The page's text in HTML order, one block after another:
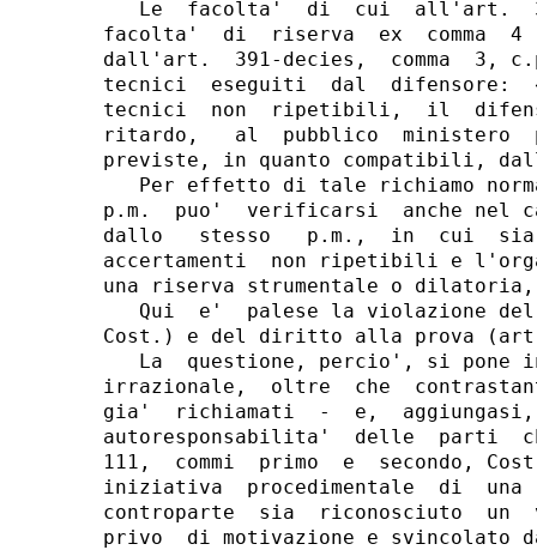
Le  facolta'  di  cui  all'art.
facolta'  di  riserva  ex  comma  4
dall'art.  391-decies,  comma  3,
tecnici  eseguiti  dal  difensore:
tecnici  non  ripetibili,  il
ritardo,   al  pubblico  ministero
previste, in quanto compatibili,
Per effetto di tale richiamo
p.m.  puo'  verificarsi  anche nel
dallo   stesso   p.m.,  in  cui  sia
accertamenti  non ripetibili e
una riserva strumentale o
Qui  e'  palese la violazione
Cost.) e del diritto alla prova (art.
La  questione, percio', si pone
irrazionale,  oltre  che
gia'  richiamati  -  e,
autoresponsabilita'  delle  parti
111,  commi  primo  e  secondo,
iniziativa  procedimentale  di
controparte  sia  riconosciuto  un
privo  di motivazione e